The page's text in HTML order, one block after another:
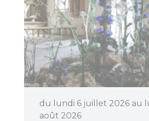
du lundi 6 juillet 2026 au
août 2026